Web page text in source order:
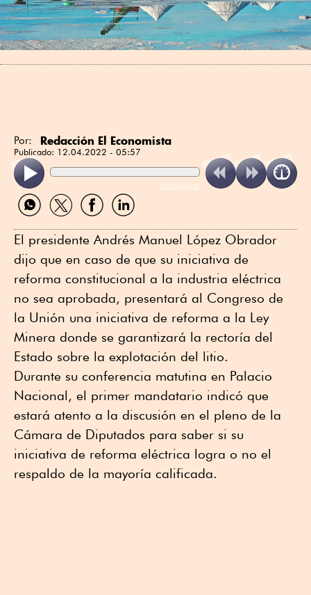
Por: Redacción El Economista
Publicado: 12.04.2022 - 05:57
ReadSpeaker
Compartir
por
Compartir
por
Compartir
por
Compartir
por
El presidente Andrés Manuel López Obrador
dijo que en caso de que su iniciativa de
reforma constitucional a la industria eléctrica
no sea aprobada, presentará al Congreso de
la Unión una iniciativa de reforma a la Ley
Minera donde se garantizará la rectoría del
Estado sobre la explotación del litio.
Durante su conferencia matutina en Palacio
Nacional, el primer mandatario indicó que
estará atento a la discusión en el pleno de la
Cámara de Diputados para saber si su
iniciativa de reforma eléctrica logra o no el
respaldo de la mayoría calificada.